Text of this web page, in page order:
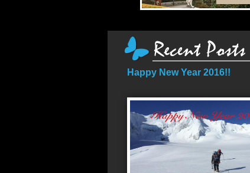
Happy New Year 2016!!